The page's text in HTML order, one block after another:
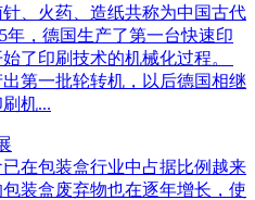
、火药、造纸共称为中国古代
年，德国生产了第一台快速印
了印刷技术的机械化过程。
出第一批轮转机，以后德国相继
机...
在包装盒行业中占据比例越来
装盒废弃物也在逐年增长，使